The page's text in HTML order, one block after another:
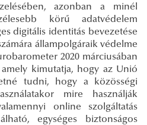
azonban a minél
körű adatvédelem
digitális identitás bevezetése
állampolgáraik védelme
2020 márciusában
amely kimutatja, hogy az Unió
tudni, hogy a közösségi
mire használják
online szolgáltatás
egységes biztonságos